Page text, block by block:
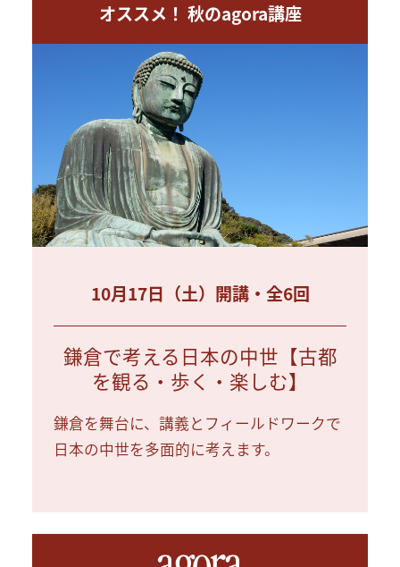
オススメ！ 秋のagora講座
10月17日（土）開講・全6回
鎌倉で考える日本の中世【古都
を観る・歩く・楽しむ】
鎌倉を舞台に、講義とフィールドワークで
日本の中世を多面的に考えます。